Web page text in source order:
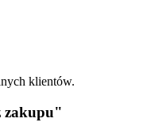
klientów.
zakupu"